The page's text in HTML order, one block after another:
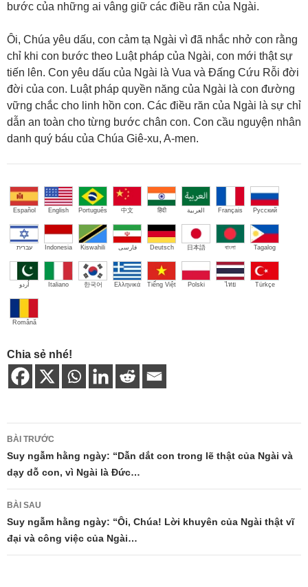
bước của những ai vâng giữ các điều răn của Ngài.
Ôi, Chúa yêu dấu, con cảm tạ Ngài vì đã nhắc nhở con rằng
chỉ khi con bước theo Luật pháp của Ngài, con mới thật sự
tiến lên. Con yêu dấu của Ngài là Vua và Đấng Cứu Rỗi đời
đời của con. Luật pháp quyền năng của Ngài là con đường
vững chắc cho linh hồn con. Các điều răn của Ngài là sự chỉ
dẫn an toàn cho từng bước chân con. Con cầu nguyện nhân
danh quý báu của Chúa Giê-xu, A-men.
Español English Português 中文 हिंदी العربية Français Русский
עברית Indonesia Kiswahili فارسی Deutsch 日本語 বাংলা Tagalog
اُردو Italiano 한국어 Ελληνικά Tiếng Việt Polski ไทย Türkçe
Română
Chia sẻ nhé!
Điều
hướng
bài
viết
BÀI TRƯỚC
Suy ngẫm hằng ngày: “Dẫn dắt con trong lẽ thật của Ngài và
dạy dỗ con, vì Ngài là Đức…
BÀI SAU
Suy ngẫm hằng ngày: “Ôi, Chúa! Lời khuyên của Ngài thật vĩ
đại và công việc của Ngài…